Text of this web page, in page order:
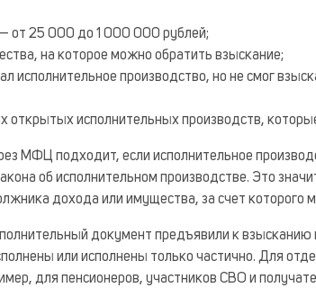
от 25 000 до 1 000 000 рублей;
на которое можно обратить взыскание;
исполнительное производство, но не смог
открытых исполнительных производств,
МФЦ подходит, если исполнительное
об исполнительном производстве. Это
дохода или имущества, за счет которого
документ предъявили к
или исполнены только частично. Для
для пенсионеров, участников СВО и